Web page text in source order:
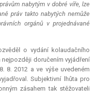
nabytým v dobré víře, lze
práv takto nabytých nemůže
orgánů v projednávané
o vydání kolaudačního
doručením vyjádření
8. 2012 a ve výše uvedeném
Subjektivní lhůta pro
zásahem tak stěžovateli